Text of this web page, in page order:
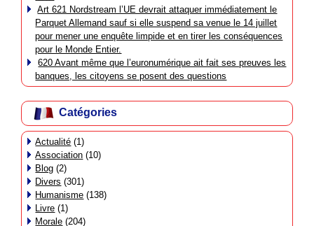
Art 621 Nordstream l’UE devrait attaquer immédiatement le
Parquet Allemand sauf si elle suspend sa venue le 14 juillet
pour mener une enquête limpide et en tirer les conséquences
pour le Monde Entier.
620 Avant même que l’euronumérique ait fait ses preuves les
banques, les citoyens se posent des questions
Catégories
Actualité (1)
Association (10)
Blog (2)
Divers (301)
Humanisme (138)
Livre (1)
Morale (204)